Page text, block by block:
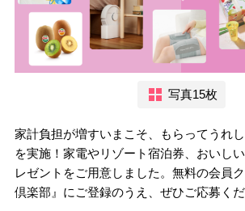
写真15枚
家計負担が増すいまこそ、もらってうれ
を実施！家電やリゾート宿泊券、おいし
レゼントをご用意しました。無料の会員
倶楽部』にご登録のうえ、ぜひご応募くだ